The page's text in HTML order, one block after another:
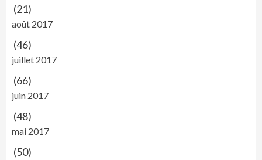
(21)
août 2017
(46)
juillet 2017
(66)
juin 2017
(48)
mai 2017
(50)